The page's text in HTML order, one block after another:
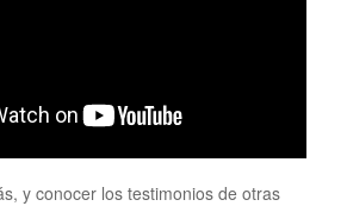
y conocer los testimonios de otras